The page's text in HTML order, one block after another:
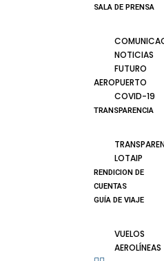
SALA DE PRENSA
NOTICIAS
FUTURO
AEROPUERTO
COVID-19
TRANSPARENCIA
LOTAIP
RENDICION DE
CUENTAS
GUÍA DE VIAJE
VUELOS
AEROLÍNEAS